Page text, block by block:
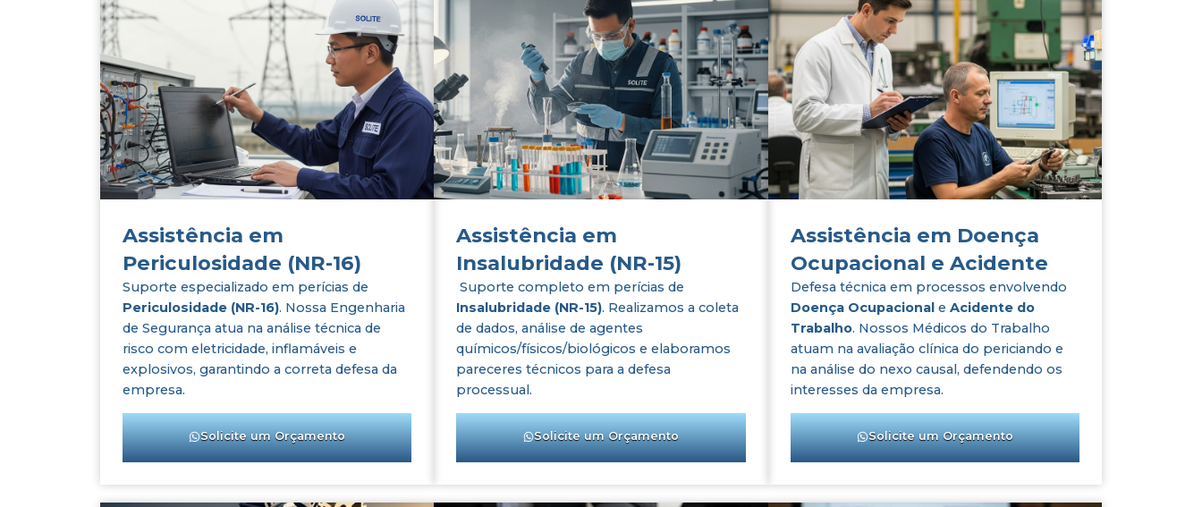
Assistência em
Periculosidade (NR-16)
Suporte especializado em perícias de
Periculosidade (NR-16). Nossa Engenharia
de Segurança atua na análise técnica de
risco com eletricidade, inflamáveis e
explosivos, garantindo a correta defesa da
empresa.
Solicite um Orçamento
Assistência em
Insalubridade (NR-15)
Suporte completo em perícias de
Insalubridade (NR-15). Realizamos a coleta
de dados, análise de agentes
químicos/físicos/biológicos e elaboramos
pareceres técnicos para a defesa
processual.
Solicite um Orçamento
Assistência em Doença
Ocupacional e Acidente
Defesa técnica em processos envolvendo
Doença Ocupacionale Acidente do
Trabalho. Nossos Médicos do Trabalho
atuam na avaliação clínica do periciando e
na análise do nexo causal, defendendo os
interesses da empresa.
Solicite um Orçamento